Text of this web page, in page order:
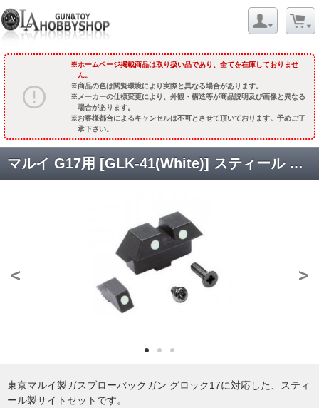
ホームページ掲載商品は取り扱い品であり、全てを在庫しておりませ
ん。
商品の色は閲覧環境により実際と異なる場合があります。
メーカーの仕様変更により、外観・構造等が商品説明及び画像と異なる
場合があります。
お客様都合によるキャンセルは不可とさせて頂いております。予めご了
承下さい。
マルイ G17用 [GLK-41(White)] スティール ナイトサイト [取寄]
< >
東京マルイ製ガスブローバックガン グロック17に対応した、スティ
ール製サイトセットです。